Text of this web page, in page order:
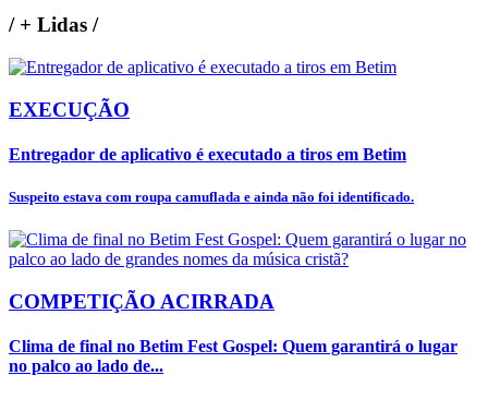
/+ Lidas /
EXECUÇÃO
Entregador de aplicativo é executado a tiros em Betim
Suspeito estava com roupa camuflada e ainda não foi identificado.
COMPETIÇÃO ACIRRADA
Clima de final no Betim Fest Gospel: Quem garantirá o lugar
no palco ao lado de...